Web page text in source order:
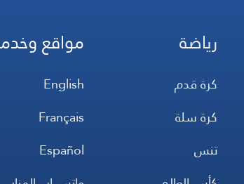
رياضة
كرة قدم
كرة سلة
تنس
مواقع
English
Français
Español